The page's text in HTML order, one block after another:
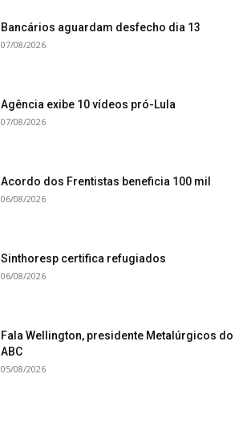
Bancários aguardam desfecho dia 13
07/08/2026
Agência exibe 10 vídeos pró-Lula
07/08/2026
Acordo dos Frentistas beneficia 100 mil
06/08/2026
Sinthoresp certifica refugiados
06/08/2026
Fala Wellington, presidente Metalúrgicos do
ABC
05/08/2026